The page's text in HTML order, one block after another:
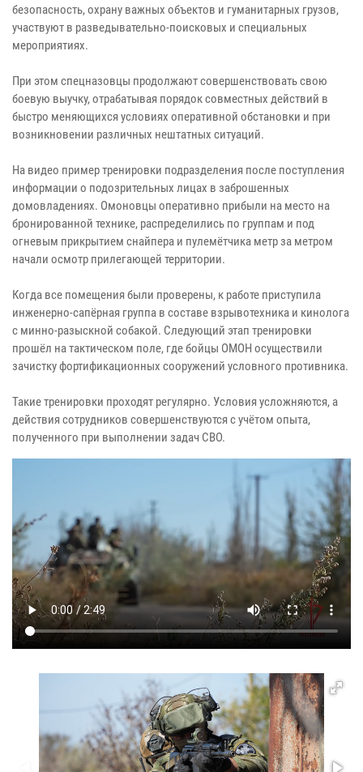
безопасность, охрану важных объектов и гуманитарных грузов,
участвуют в разведывательно-поисковых и специальных
мероприятиях.
При этом спецназовцы продолжают совершенствовать свою
боевую выучку, отрабатывая порядок совместных действий в
быстро меняющихся условиях оперативной обстановки и при
возникновении различных нештатных ситуаций.
На видео пример тренировки подразделения после поступления
информации о подозрительных лицах в заброшенных
домовладениях. Омоновцы оперативно прибыли на место на
бронированной технике, распределились по группам и под
огневым прикрытием снайпера и пулемётчика метр за метром
начали осмотр прилегающей территории.
Когда все помещения были проверены, к работе приступила
инженерно-сапёрная группа в составе взрывотехника и кинолога
с минно-разыскной собакой. Следующий этап тренировки
прошёл на тактическом поле, где бойцы ОМОН осуществили
зачистку фортификационных сооружений условного противника.
Такие тренировки проходят регулярно. Условия усложняются, а
действия сотрудников совершенствуются с учётом опыта,
полученного при выполнении задач СВО.